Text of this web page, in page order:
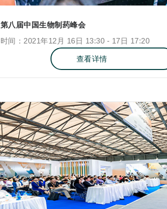
第八届中国生物制药峰会
时间：2021年12月 16日 13:30 - 17日 17:20
查看详情